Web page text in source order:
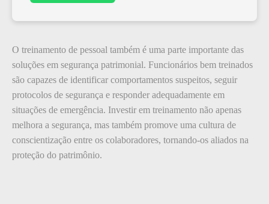
O treinamento de pessoal também é uma parte importante das
soluções em segurança patrimonial. Funcionários bem treinados
são capazes de identificar comportamentos suspeitos, seguir
protocolos de segurança e responder adequadamente em
situações de emergência. Investir em treinamento não apenas
melhora a segurança, mas também promove uma cultura de
conscientização entre os colaboradores, tornando-os aliados na
proteção do patrimônio.